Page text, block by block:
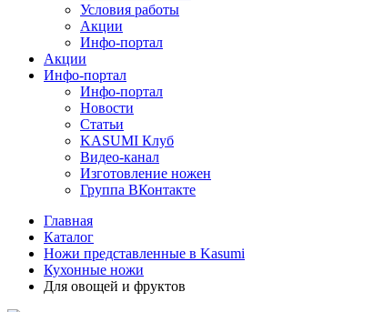
Условия работы
Акции
Инфо-портал
Акции
Инфо-портал
Инфо-портал
Новости
Статьи
KASUMI Клуб
Видео-канал
Изготовление ножен
Группа ВКонтакте
Главная
Каталог
Ножи представленные в Kasumi
Кухонные ножи
Для овощей и фруктов